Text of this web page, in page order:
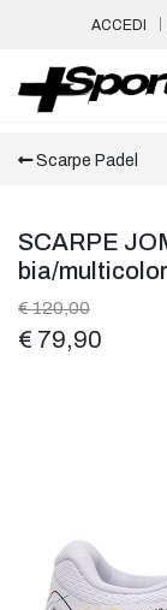
ACCEDI
Scarpe Padel
SCARPE
bia/multicolor
€ 120,00
€ 79,90